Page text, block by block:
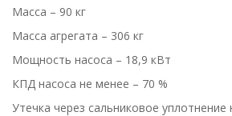
Масса – 90 кг
Масса агрегата – 306 кг
Мощность насоса – 18,9 кВт
КПД насоса не менее – 70 %
Утечка через сальниковое